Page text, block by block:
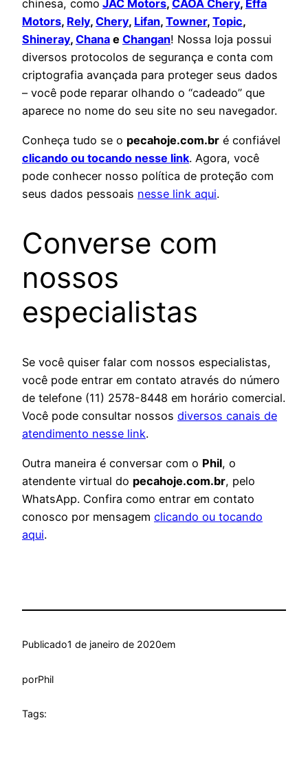
chinesa, como JAC Motors, CAOA Chery, Effa
Motors, Rely, Chery, Lifan, Towner, Topic,
Shineray, Chana e Changan! Nossa loja possui
diversos protocolos de segurança e conta com
criptografia avançada para proteger seus dados
– você pode reparar olhando o “cadeado” que
aparece no nome do seu site no seu navegador.
Conheça tudo se o pecahoje.com.br é confiável
clicando ou tocando nesse link. Agora, você
pode conhecer nosso política de proteção com
seus dados pessoais nesse link aqui.
Converse com
nossos
especialistas
Se você quiser falar com nossos especialistas,
você pode entrar em contato através do número
de telefone (11) 2578-8448 em horário comercial.
Você pode consultar nossos diversos canais de
atendimento nesse link.
Outra maneira é conversar com o Phil, o
atendente virtual do pecahoje.com.br, pelo
WhatsApp. Confira como entrar em contato
conosco por mensagem clicando ou tocando
aqui.
Publicado1 de janeiro de 2020em
porPhil
Tags: